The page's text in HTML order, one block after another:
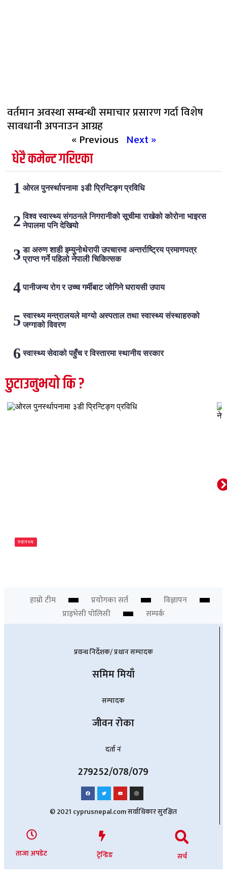
वर्तमान अवस्था सम्बन्धी समाचार प्रसारण गर्दा विशेष
सावधानी अपनाउन आग्रह
« Previous Next »
धेरै कमेन्ट गरिएका
ओरल पुनर्स्थापनामा ३डी प्रिन्टिङ्ग प्रविधि
विश्व स्वास्थ्य संगठनले निगरानीको सूचीमा राखेको कोरोना भाइरस
नेपालमा पनि देखियो
डा अरुण शाही इम्युनोथेरापी उपचारमा अन्तर्राष्ट्रिय प्रमाणपत्र
प्राप्त गर्ने पहिलो नेपाली चिकित्सक
पानीजन्य रोग र उच्च गर्मीबाट जोगिने घरायसी उपाय
स्वास्थ्य मन्त्रालयले माग्यो अस्पताल तथा स्वास्थ्य संस्थाहरुको
जग्गाको विवरण
स्वास्थ्य सेवाको पहुँच र विस्तारमा स्थानीय सरकार
छुटाउनुभयो कि ?
स्वास्थ्य
हाम्रो टीम प्रयोगका सर्त
विज्ञापन
प्राइभेसी पोलिसी
सम्पर्क
प्रवन्ध निर्देशक/ प्रधान सम्पादक
समिम मियाँ
सम्पादक
जीवन रोका
दर्ता नं
279252/078/079
© 2021 cyprusnepal.com सर्वाधिकार सुरक्षित
ताजा अपडेट ट्रेन्डिङ सर्च